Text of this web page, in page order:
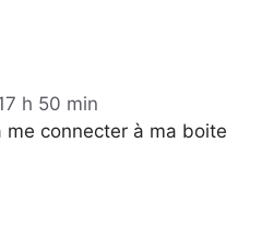
h 50 min
me connecter à ma boite